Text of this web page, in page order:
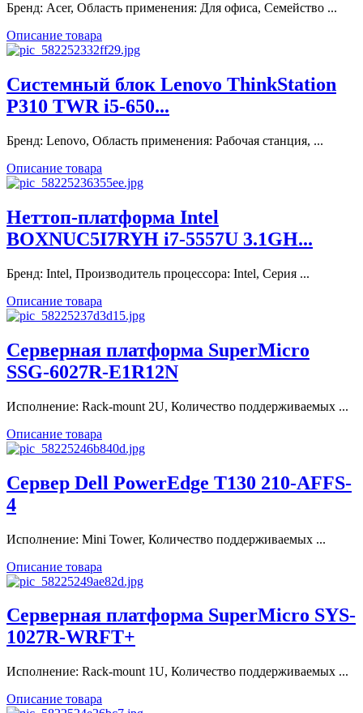
Бренд: Acer, Область применения: Для офиса, Семейство ...
Описание товара
Системный блок Lenovo ThinkStation
P310 TWR i5-650...
Бренд: Lenovo, Область применения: Рабочая станция, ...
Описание товара
Неттоп-платформа Intel
BOXNUC5I7RYH i7-5557U 3.1GH...
Бренд: Intel, Производитель процессора: Intel, Серия ...
Описание товара
Серверная платформа SuperMicro
SSG-6027R-E1R12N
Исполнение: Rack-mount 2U, Количество поддерживаемых ...
Описание товара
Сервер Dell PowerEdge T130 210-AFFS-
4
Исполнение: Mini Tower, Количество поддерживаемых ...
Описание товара
Серверная платформа SuperMicro SYS-
1027R-WRFT+
Исполнение: Rack-mount 1U, Количество поддерживаемых ...
Описание товара